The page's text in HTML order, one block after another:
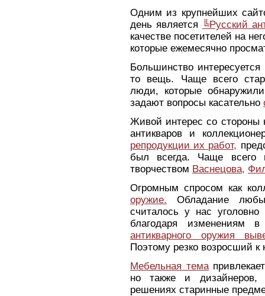
Одним из крупнейших
день является
╚Русский
качестве посетителей на
которые ежемесячно
Большинство
то вещь. Чаще всего
люди, которые
задают вопросы касательно
Живой интерес со стороны
антикваров и
репродукции их работ,
был всегда. Чаще всего
творчеством Васнецова,
Огромным спросом как
оружие. Обладание
считалось у нас
благодаря изменениям
антикварного оружия
Поэтому резко возросший
Мебельная тема
но также и дизайнеров,
решениях старинные